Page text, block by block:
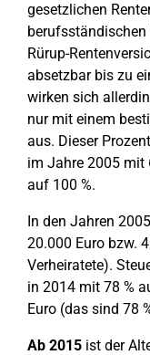
gesetzlichen
Rürup-
absetzbar bis zu
wirken sich
nur mit einem
aus. Dieser
im Jahre 2005 mit
auf 100 %.
In den Jahren
20.000 Euro bzw.
Verheiratete).
in 2014 mit 78 %
Euro (das sind 78
Ab 2015 ist der